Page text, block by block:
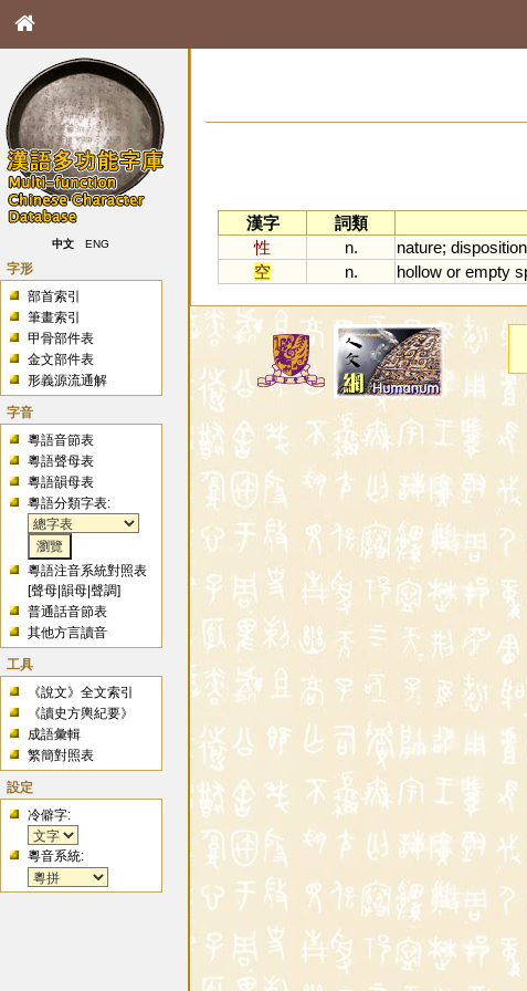
中文 ENG
字形
部首索引
筆畫索引
甲骨部件表
金文部件表
形義源流通解
字音
粵語音節表
粵語聲母表
粵語韻母表
粵語分類字表:
粵語注音系統對照表
[聲母 |韻母 |聲調]
普通話音節表
其他方言讀音
工具
《說文》全文索引
《讀史方輿紀要》
成語彙輯
繁簡對照表
設定
冷僻字:
粵音系統:
漢字
詞類
性
n. nature; disposition
空
n. hollow or empty